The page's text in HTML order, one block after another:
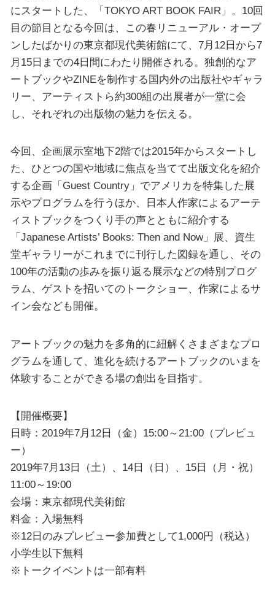
にスタートした、「TOKYO ART BOOK FAIR」。10回
目の節目となる今回は、この春リニューアル・オープ
ンしたばかりの東京都現代美術館にて、7月12日から7
月15日までの4日間にわたり開催される。独創的なア
ートブックやZINEを制作する国内外の出版社やギャラ
リー、アーティストら約300組の出展者が一堂に会
し、それぞれの出版物の魅力を伝える。
今回、企画展示室地下2階では2015年からスタートし
た、ひとつの国や地域に焦点を当てて出版文化を紹介
する企画「Guest Country」でアメリカを特集した展
示やプログラムを行うほか、日本人作家によるアーテ
ィストブックをつくり手の声とともに紹介する
「Japanese Artists’ Books: Then and Now」展、資生
堂ギャラリーがこれまでに刊行した図録を通し、その
100年の活動の歩みを振り返る展示などの特別プログ
ラム、ゲストを招いてのトークショー、作家によるサ
イン会なども開催。
アートブックの魅力を多角的に紐解くさまざまなプロ
グラムを通して、進化を続けるアートブックのいまを
体験することができる場の創出を目指す。
【開催概要】
日時：2019年7月12日（金）15:00～21:00（プレビュ
ー）
2019年7月13日（土）、14日（日）、15日（月・祝）
11:00～19:00
会場：東京都現代美術館
料金：入場無料
※12日のみプレビュー参加費として1,000円（税込）
小学生以下無料
※トークイベントは一部有料